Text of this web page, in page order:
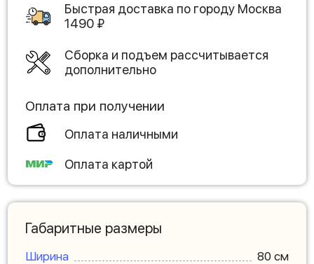
Быстрая доставка по городу Москва
1490 ₽
Сборка и подъем рассчитывается
дополнительно
Оплата при получении
Оплата наличными
Оплата картой
Габаритные размеры
Ширина
80 см